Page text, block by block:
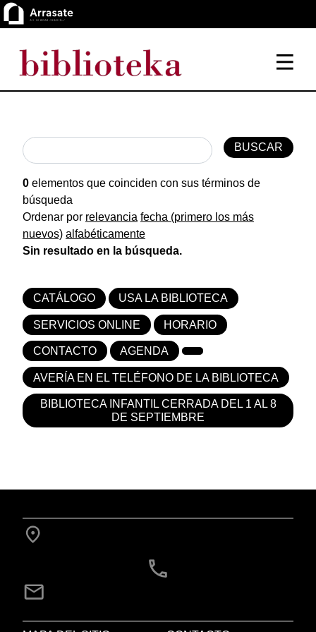
0 elementos que coinciden con sus términos de
búsqueda
Ordenar por relevancia fecha (primero los más
nuevos) alfabéticamente
Sin resultado en la búsqueda.
CATÁLOGO USA LA BIBLIOTECA
SERVICIOS ONLINE HORARIO
CONTACTO AGENDA
AVERÍA EN EL TELÉFONO DE LA BIBLIOTECA
BIBLIOTECA INFANTIL CERRADA DEL 1 AL 8
DE SEPTIEMBRE